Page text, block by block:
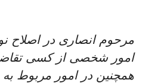
مرحوم انصارى در اصلاح
امور شخصى از كسى
همچنين در امور مربوط به